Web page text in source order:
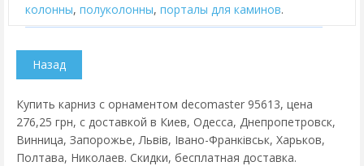
колонны, полуколонны, порталы для каминов.
Купить карниз с орнаментом decomaster 95613, цена
276,25 грн, с доставкой в Киев, Одесса, Днепропетровск,
Винница, Запорожье, Львів, Івано-Франківськ, Харьков,
Полтава, Николаев. Скидки, бесплатная доставка.